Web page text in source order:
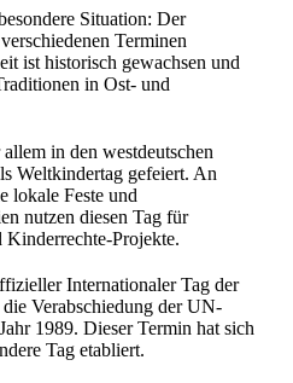
Situation: Der
Terminen
ist historisch gewachsen und
in Ost- und
in den westdeutschen
Weltkindertag gefeiert. An
lokale Feste und
nutzen diesen Tag für
Kinderrechte-Projekte.
Internationaler Tag der
Verabschiedung der UN-
1989. Dieser Termin hat sich
Tag etabliert.